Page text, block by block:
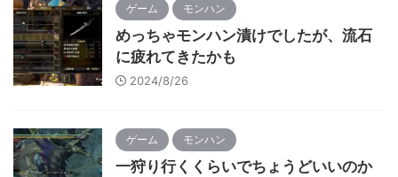
ゲーム モンハン
めっちゃモンハン漬けでしたが、流石
に疲れてきたかも
2024/8/26
ゲーム モンハン
一狩り行くくらいでちょうどいいのか